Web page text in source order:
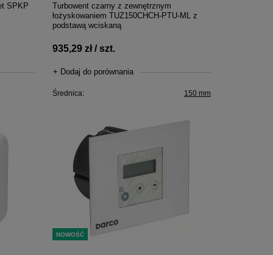
SPKP
Turbowent czarny z zewnętrznym
łożyskowaniem TUZ150CHCH-PTU-ML z
podstawą wciskaną
935,29 zł / szt.
+ Dodaj do porównania
Średnica: 150 mm
NOWOŚĆ